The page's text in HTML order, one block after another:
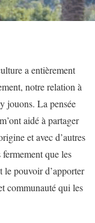
a entièrement
notre relation à
jouons. La pensée
aidé à partager
et avec d’autres
que les
le pouvoir d’apporter
communauté qui les